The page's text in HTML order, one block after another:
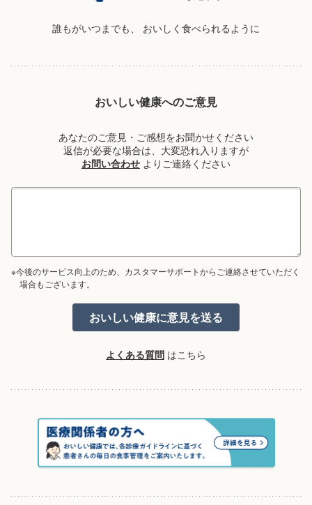
誰もがいつまでも、 おいしく食べられるように
おいしい健康へのご意見
あなたのご意見・ご感想をお聞かせください
返信が必要な場合は、大変恐れ入りますが
お問い合わせ よりご連絡ください
※今後のサービス向上のため、カスタマーサポートからご連絡させていただく
場合もございます。
よくある質問 はこちら